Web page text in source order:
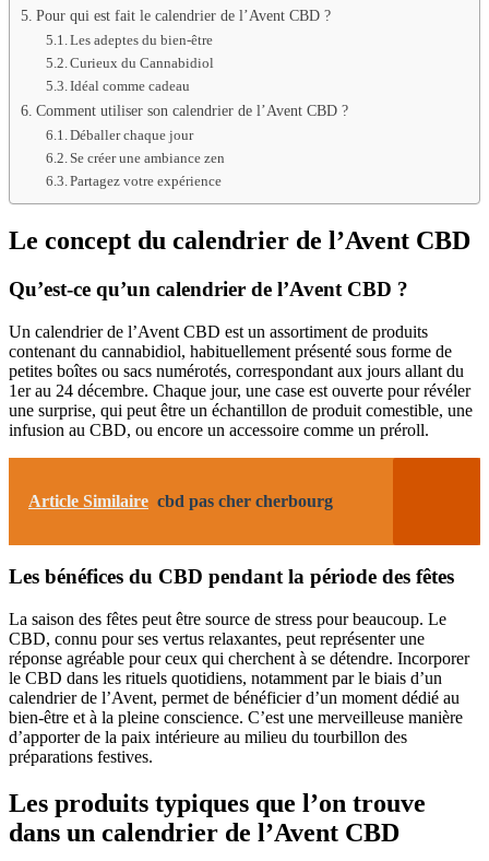
Pour qui est fait le calendrier de l’Avent CBD ?
Les adeptes du bien-être
Curieux du Cannabidiol
Idéal comme cadeau
Comment utiliser son calendrier de l’Avent CBD ?
Déballer chaque jour
Se créer une ambiance zen
Partagez votre expérience
Le concept du calendrier de l’Avent CBD
Qu’est-ce qu’un calendrier de l’Avent CBD ?
Un calendrier de l’Avent CBD est un assortiment de produits
contenant du cannabidiol, habituellement présenté sous forme de
petites boîtes ou sacs numérotés, correspondant aux jours allant du
1er au 24 décembre. Chaque jour, une case est ouverte pour révéler
une surprise, qui peut être un échantillon de produit comestible, une
infusion au CBD, ou encore un accessoire comme un préroll.
Article Similaire cbd pas cher cherbourg
Les bénéfices du CBD pendant la période des fêtes
La saison des fêtes peut être source de stress pour beaucoup. Le
CBD, connu pour ses vertus relaxantes, peut représenter une
réponse agréable pour ceux qui cherchent à se détendre. Incorporer
le CBD dans les rituels quotidiens, notamment par le biais d’un
calendrier de l’Avent, permet de bénéficier d’un moment dédié au
bien-être et à la pleine conscience. C’est une merveilleuse manière
d’apporter de la paix intérieure au milieu du tourbillon des
préparations festives.
Les produits typiques que l’on trouve
dans un calendrier de l’Avent CBD